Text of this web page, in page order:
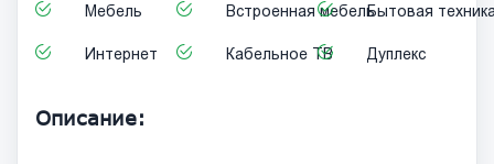
Мебель Встроенная мебельБытовая
Интернет Кабельное ТВ Дуплекс
Описание: